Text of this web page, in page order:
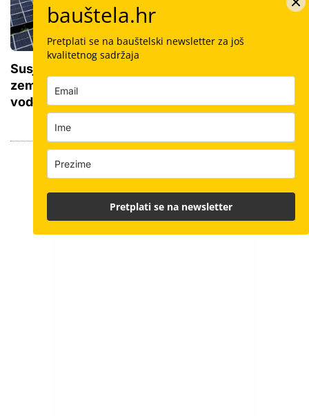
Susjedi izgradili najveću solarnu elektranu u
zemlji: Ima više od 400.000 panela i sustav
vodova od 26 km
bauštela.hr
Pretplati se na bauštelski newsletter za još
kvalitetnog sadržaja
Pretplati se na newsletter